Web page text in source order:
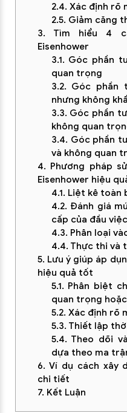
2.4. Xác định rõ
2.5. Giảm căng
3. Tìm hiểu 4
Eisenhower
3.1. Góc phần
quan trọng
3.2. Góc
nhưng không
3.3. Góc phần
không quan
3.4. Góc phần
và không quan
4. Phương pháp
Eisenhower hiệu
4.1. Liệt kê toàn
4.2. Đánh giá
cấp của đầu việc
4.3. Phân loại
4.4. Thực thi và
5. Lưu ý giúp áp
hiệu quả tốt
5.1. Phân biệt
quan trọng
5.2. Xác định rõ
5.3. Thiết lập
5.4. Theo dõi
dựa theo ma
6. Ví dụ cách xây
chi tiết
7. Kết Luận